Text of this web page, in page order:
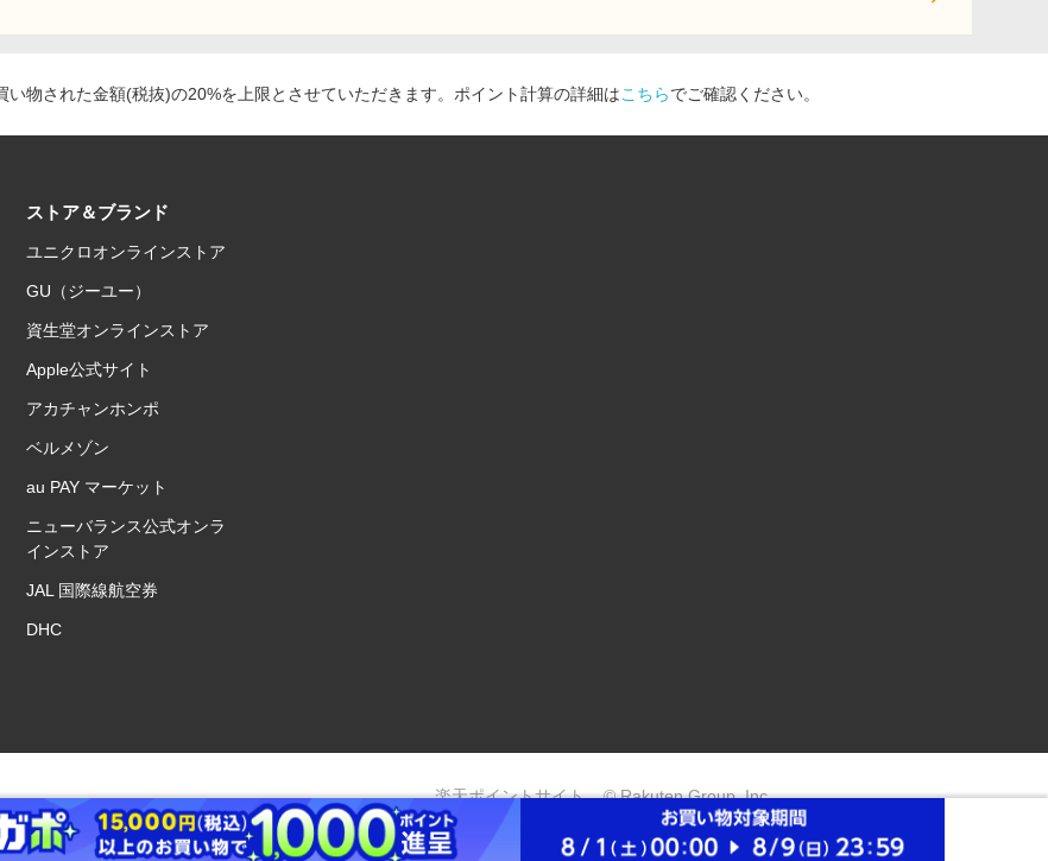
物された金額(税抜)の20%を上限とさせていただきます。ポイント計算の詳細はこちらでご確認ください。
ストア＆ブランド
ユニクロオンラインストア
GU（ジーユー）
資生堂オンラインストア
Apple公式サイト
アカチャンホンポ
ベルメゾン
au PAY マーケット
ニューバランス公式オンラ
インストア
JAL 国際線航空券
DHC
楽天ポイントサイト © Rakuten Group, Inc.